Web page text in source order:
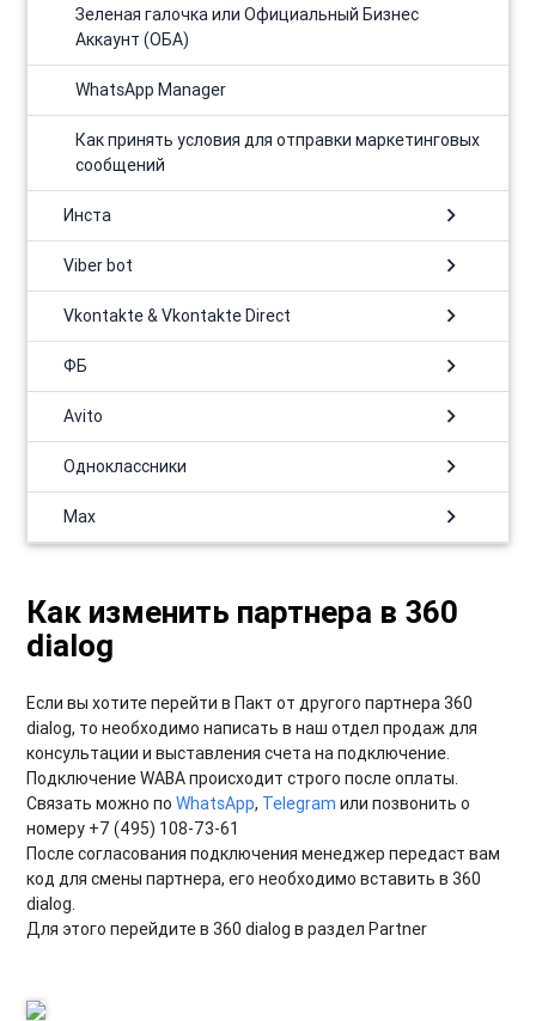
Зеленая галочка или Официальный Бизнес
Аккаунт (OБА)
WhatsApp Manager
Как принять условия для отправки маркетинговых
сообщений
Инста chevron_right
Viber bot chevron_right
Vkontakte & Vkontakte Direct chevron_right
ФБ chevron_right
Avito chevron_right
Одноклассники chevron_right
Max chevron_right
Как изменить партнера в 360
dialog
Если вы хотите перейти в Пакт от другого партнера 360
dialog, то необходимо написать в наш отдел продаж для
консультации и выставления счета на подключение.
Подключение WABA происходит строго после оплаты.
Связать можно поWhatsApp, Telegram или позвонить о
номеру +7 (495) 108-73-61
После согласования подключения менеджер передаст вам
код для смены партнера, его необходимо вставить в 360
dialog.
Для этого перейдите в 360 dialog в раздел Partner